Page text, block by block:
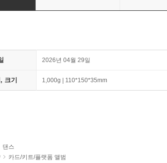
2026년 04월 29일
크기 1,000g | 110*150*35mm
댄스
카드/키트/플랫폼 앨범